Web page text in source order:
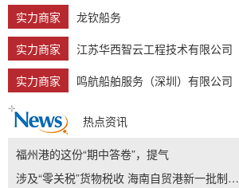
实力商家
龙钦船务
实力商家
江苏华西智云工程技术有限公司
实力商家
鸣航船舶服务（深圳）有限公司
热点资讯
福州港的这份“期中答卷”，提气
涉及“零关税”货物税收 海南自贸港新一批制度集成创新案例发布